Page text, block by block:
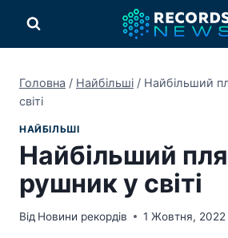
вмісту
Головна / Найбільші / Найбільший
світі
НАЙБІЛЬШІ
Найбільший
рушник у світі
Від Новини рекордів 1 Жовтня, 2022